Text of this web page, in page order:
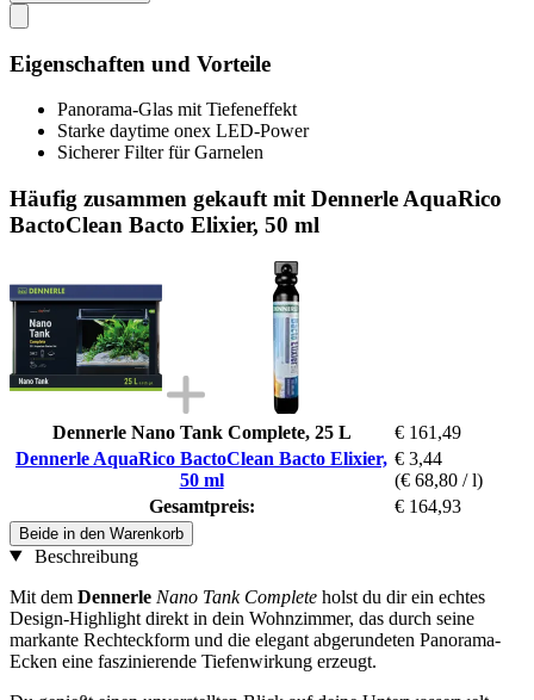
Eigenschaften und Vorteile
Panorama-Glas mit Tiefeneffekt
Starke daytime onex LED-Power
Sicherer Filter für Garnelen
Häufig zusammen gekauft mit Dennerle AquaRico
BactoClean Bacto Elixier, 50 ml
Dennerle Nano Tank Complete, 25 L
€ 161,49
Dennerle AquaRico BactoClean Bacto Elixier,
50 ml
€ 3,44
(€ 68,80 / l)
Gesamtpreis:
€ 164,93
Beide in den Warenkorb
Beschreibung
Mit dem Dennerle Nano Tank Complete holst du dir ein echtes
Design-Highlight direkt in dein Wohnzimmer, das durch seine
markante Rechteckform und die elegant abgerundeten Panorama-
Ecken eine faszinierende Tiefenwirkung erzeugt.